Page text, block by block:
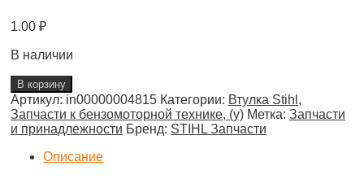
1.00 ₽
В наличии
В корзину
Артикул: in00000004815 Категории: Втулка Stihl ,
Запчасти к бензомоторной технике, (у) Метка: Запчасти
и принадлежности Бренд: STIHL Запчасти
Описание